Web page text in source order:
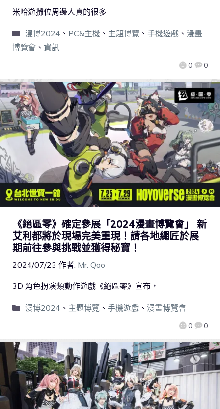
0 0
米哈遊攤位周邊人真的很多
漫博2024 、 PC&主機、 主題博覽 、 手機遊戲、 漫畫
博覽會 、 資訊
《絕區零》確定參展「2024漫畫博覽會」 新
艾利都將於現場完美重現！請各地繩匠於展
期前往參與挑戰並獲得秘寶！
2024/07/23 作者: Mr. Qoo
0 0
3D 角色扮演類動作遊戲《絕區零》宣布，
漫博2024 、 主題博覽 、 手機遊戲、 漫畫博覽會